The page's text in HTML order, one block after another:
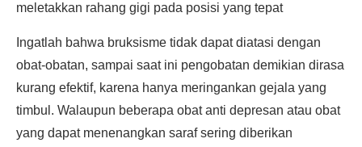
meletakkan rahang gigi pada posisi yang tepat
Ingatlah bahwa bruksisme tidak dapat diatasi dengan
obat-obatan, sampai saat ini pengobatan demikian dirasa
kurang efektif, karena hanya meringankan gejala yang
timbul. Walaupun beberapa obat anti depresan atau obat
yang dapat menenangkan saraf sering diberikan